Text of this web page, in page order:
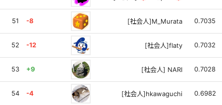
51 -8 [社会人]M_Murata 0.7035
52 -12 [社会人]flaty 0.7032
53 +9 [社会人] NARI 0.7028
54 -4 [社会人]hkawaguchi 0.6982